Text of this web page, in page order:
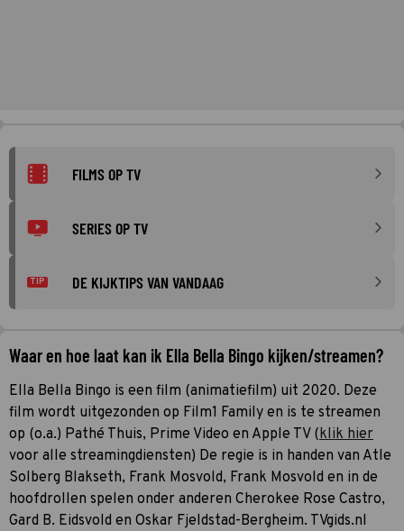
FILMS OP TV
SERIES OP TV
TIP DE KIJKTIPS VAN VANDAAG
Waar en hoe laat kan ik Ella Bella Bingo kijken/streamen?
Ella Bella Bingo is een film (animatiefilm) uit 2020. Deze
film wordt uitgezonden op Film1 Family en is te streamen
op (o.a.) Pathé Thuis, Prime Video en Apple TV (klik hier
voor alle streamingdiensten) De regie is in handen van Atle
Solberg Blakseth, Frank Mosvold, Frank Mosvold en in de
hoofdrollen spelen onder anderen Cherokee Rose Castro,
Gard B. Eidsvold en Oskar Fjeldstad-Bergheim. TVgids.nl